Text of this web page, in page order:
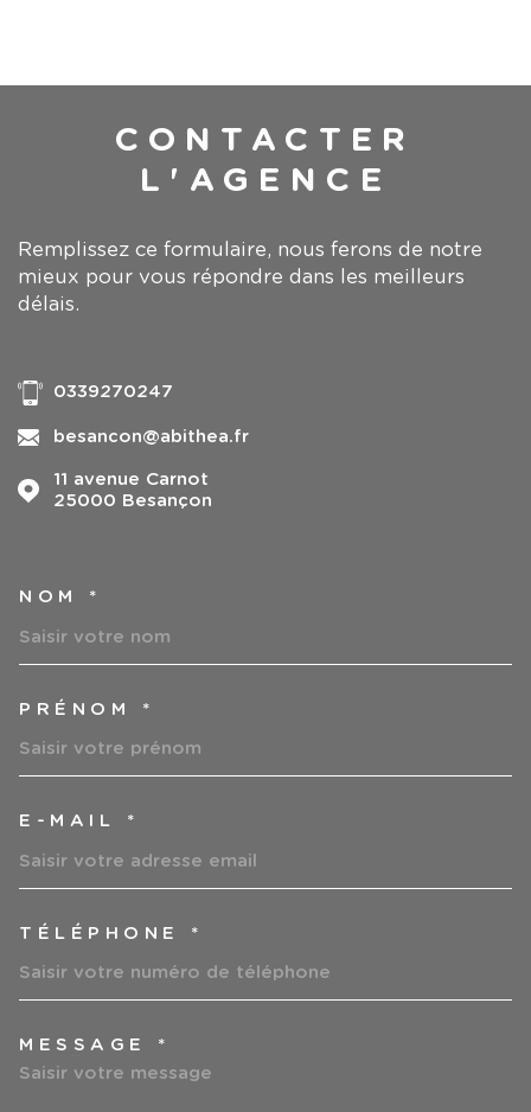
CONTACTER
L'AGENCE
Remplissez ce formulaire, nous ferons de notre
mieux pour vous répondre dans les meilleurs
délais.
0339270247
besancon@abithea.fr
11 avenue Carnot
25000
Besançon
NOM *
PRÉNOM *
E-MAIL *
TÉLÉPHONE *
MESSAGE *